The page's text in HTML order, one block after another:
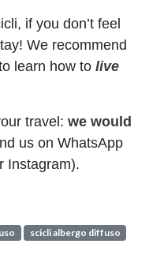
if you don’t feel
We recommend
learn how to live
travel: we would
us on WhatsApp
Instagram).
scicli albergo diffuso